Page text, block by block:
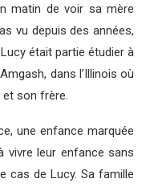
matin de voir sa mère
vu depuis des années,
était partie étudier à
dans l’Illinois où
et son frère.
une enfance marquée
vivre leur enfance sans
cas de Lucy. Sa famille